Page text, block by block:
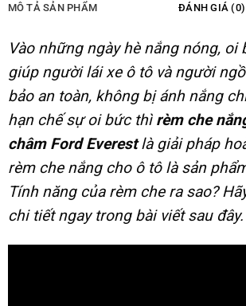
MÔ TẢ SẢN PHẨM ĐÁNH GIÁ (0)
Vào những ngày hè nắng nóng, oi
giúp người lái xe ô tô và người
bảo an toàn, không bị ánh nắng
hạn chế sự oi bức thì rèm che
châm Ford Everestlà giải pháp
rèm che nắng cho ô tô là sản
Tính năng của rèm che ra sao?
chi tiết ngay trong bài viết sau đây.